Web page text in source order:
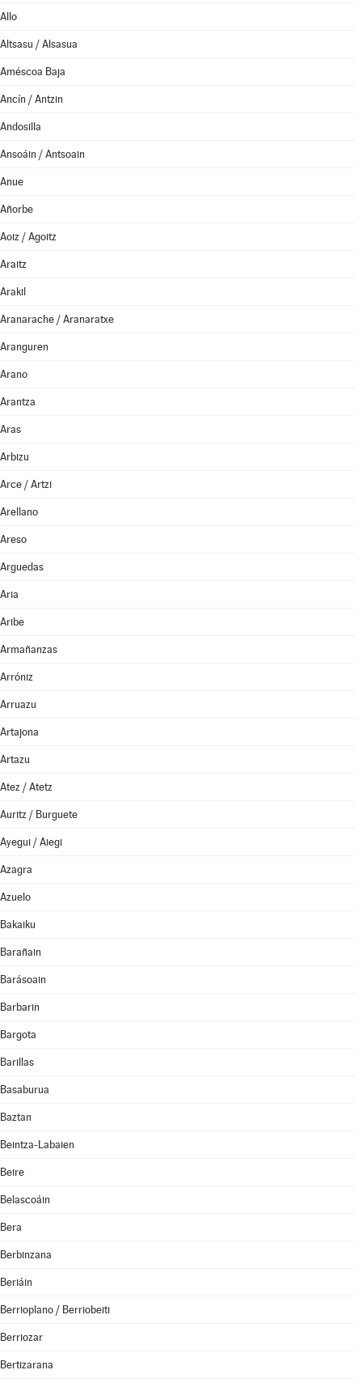
Allo
Altsasu / Alsasua
Améscoa Baja
Ancín / Antzin
Andosilla
Ansoáin / Antsoain
Anue
Añorbe
Aoiz / Agoitz
Araitz
Arakil
Aranarache / Aranaratxe
Aranguren
Arano
Arantza
Aras
Arbizu
Arce / Artzi
Arellano
Areso
Arguedas
Aria
Aribe
Armañanzas
Arróniz
Arruazu
Artajona
Artazu
Atez / Atetz
Auritz / Burguete
Ayegui / Aiegi
Azagra
Azuelo
Bakaiku
Barañain
Barásoain
Barbarin
Bargota
Barillas
Basaburua
Baztan
Beintza-Labaien
Beire
Belascoáin
Bera
Berbinzana
Beriáin
Berrioplano / Berriobeiti
Berriozar
Bertizarana